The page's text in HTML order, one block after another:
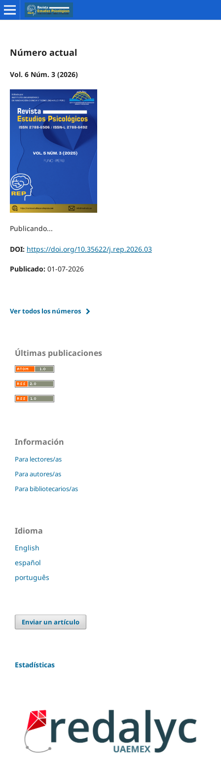
Número actual
Vol. 6 Núm. 3 (2026)
Publicando...
DOI: https://doi.org/10.35622/j.rep.2026.03
Publicado: 01-07-2026
Ver todos los números
Últimas publicaciones
Información
Para lectores/as
Para autores/as
Para bibliotecarios/as
Idioma
English
español
português
Enviar un artículo
Estadísticas